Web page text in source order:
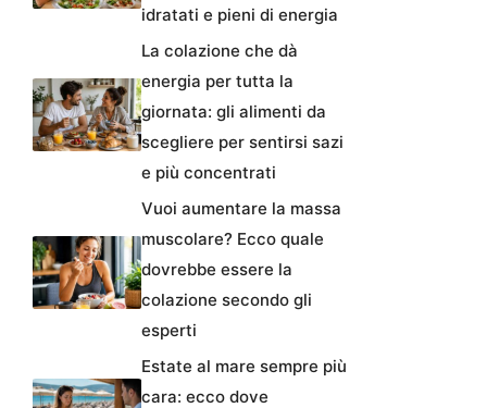
idratati e pieni di energia
La colazione che dà
energia per tutta la
giornata: gli alimenti da
scegliere per sentirsi sazi
e più concentrati
Vuoi aumentare la massa
muscolare? Ecco quale
dovrebbe essere la
colazione secondo gli
esperti
Estate al mare sempre più
cara: ecco dove